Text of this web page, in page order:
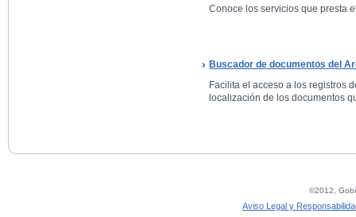
Conoce los servicios que presta
Buscador de documentos del
Facilita el acceso a los registros
localización de los documentos
©2012,
Aviso Legal y